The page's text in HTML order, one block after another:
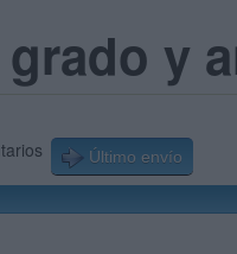
y
Último envío